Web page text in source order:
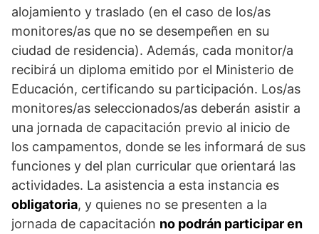
alojamiento y traslado (en el caso de los/as
monitores/as que no se desempeñen en su
ciudad de residencia). Además, cada monitor/a
recibirá un diploma emitido por el Ministerio de
Educación, certificando su participación. Los/as
monitores/as seleccionados/as deberán asistir a
una jornada de capacitación previo al inicio de
los campamentos, donde se les informará de sus
funciones y del plan curricular que orientará las
actividades. La asistencia a esta instancia es
obligatoria, y quienes no se presenten a la
jornada de capacitación no podrán participar en